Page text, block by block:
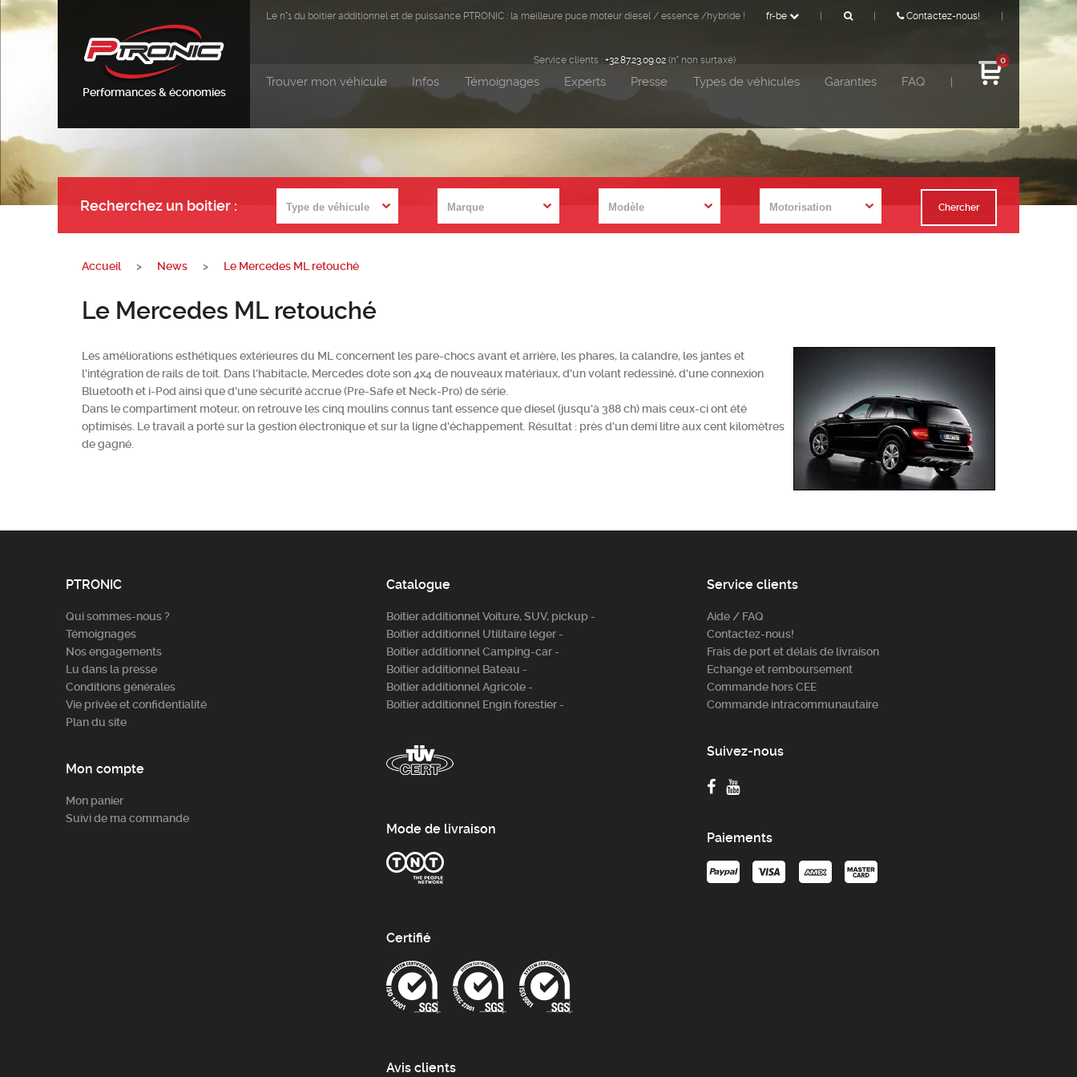
Performances & économies
Trouver mon véhicule Infos Témoignages Experts Presse Types de véhicules Garanties FAQ
0
Le n°1 du boitier additionnel et de puissance PTRONIC : la meilleure puce moteur diesel / essence /hybride ! fr-be Contactez-nous!
Service clients : +32.87.23.09.02 (n° non surtaxé)
Recherchez un boitier : Chercher
Accueil > News > Le Mercedes ML retouché
Le Mercedes ML retouché
Les améliorations esthétiques extérieures du ML concernent les pare-chocs avant et arrière, les phares, la calandre, les jantes et
l'intégration de rails de toit. Dans l'habitacle, Mercedes dote son 4x4 de nouveaux matériaux, d'un volant redessiné, d'une connexion
Bluetooth et i-Pod ainsi que d'une sécurité accrue (Pre-Safe et Neck-Pro) de série.
Dans le compartiment moteur, on retrouve les cinq moulins connus tant essence que diesel (jusqu'à 388 ch) mais ceux-ci ont été
optimisés. Le travail a porté sur la gestion électronique et sur la ligne d'échappement. Résultat : près d'un demi litre aux cent kilomètres
de gagné.
PTRONIC
Qui sommes-nous ?
Témoignages
Nos engagements
Lu dans la presse
Conditions générales
Vie privée et confidentialité
Plan du site
Mon compte
Mon panier
Suivi de ma commande
Catalogue
Boitier additionnel Voiture, SUV, pickup -
Boitier additionnel Utilitaire léger -
Boitier additionnel Camping-car -
Boitier additionnel Bateau -
Boitier additionnel Agricole -
Boitier additionnel Engin forestier -
Mode de livraison
Certifié
Avis clients
Service clients
Aide / FAQ
Contactez-nous!
Frais de port et délais de livraison
Echange et remboursement
Commande hors CEE
Commande intracommunautaire
Suivez-nous
Paiements